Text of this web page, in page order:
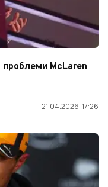
проблеми McLaren
21.04.2026, 17:26